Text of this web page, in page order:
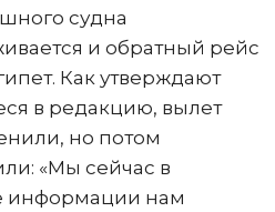
судна
и обратный рейс
Как утверждают
в редакцию, вылет
но потом
«Мы сейчас в
информации нам